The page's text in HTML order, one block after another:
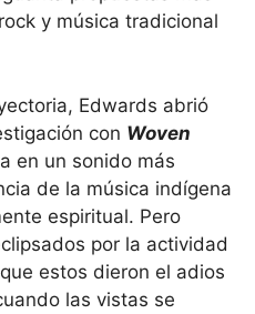
y música tradicional
Edwards abrió
con Woven
en un sonido más
de la música indígena
espiritual. Pero
por la actividad
estos dieron el adios
las vistas se